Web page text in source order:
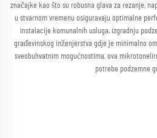
značajke kao što su robusna glava za rezanje,
u stvarnom vremenu osiguravaju optimalne
instalacije komunalnih usluga, izgradnju
građevinskog inženjerstva gdje je minimalno
sveobuhvatnim mogućnostima, ova
potrebe podzemne